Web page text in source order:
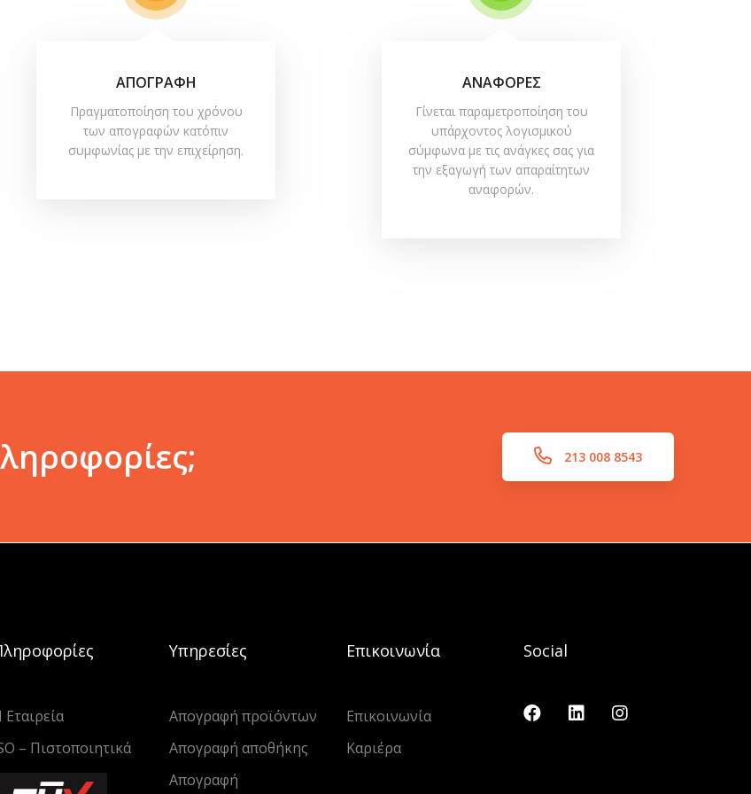
ΑΠΟΓΡΑΦΗ
Πραγματοποίηση του χρόνου
των απογραφών κατόπιν
συμφωνίας με την επιχείρηση.
ΑΝΑΦΟΡΕΣ
Γίνεται παραμετροποίηση του
υπάρχοντος λογισμικού
σύμφωνα με τις ανάγκες σας για
την εξαγωγή των απαραίτητων
αναφορών.
213 008 8543
Εταιρεία
– Πιστοποιητικά
Υπηρεσίες
Απογραφή προϊόντων
Απογραφή αποθήκης
Απογραφή
Επικοινωνία
Επικοινωνία
Καριέρα
Social